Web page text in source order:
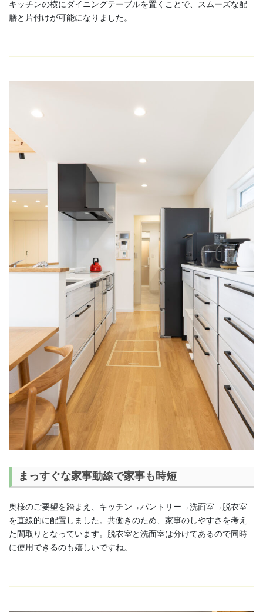
キッチンの横にダイニングテーブルを置くことで、スムーズな配
膳と片付けが可能になりました。
まっすぐな家事動線で家事も時短
奥様のご要望を踏まえ、キッチン→パントリー→洗面室→脱衣室
を直線的に配置しました。共働きのため、家事のしやすさを考え
た間取りとなっています。脱衣室と洗面室は分けてあるので同時
に使用できるのも嬉しいですね。